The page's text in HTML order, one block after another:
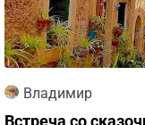
Владимир
Встреча со